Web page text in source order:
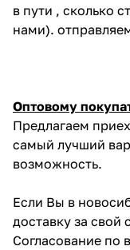
в пути , сколько
нами).
Оптовому
Предлагаем
самый лучший
возможность.
Если Вы в
доставку за свой
Согласование по